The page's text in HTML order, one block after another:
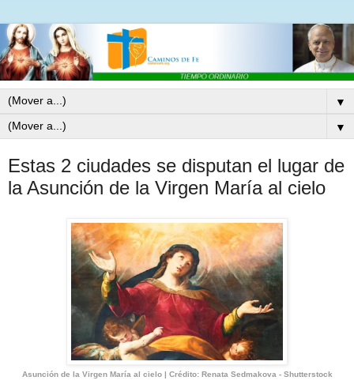
▼
▼
Estas 2 ciudades se disputan el lugar de
la Asunción de la Virgen María al cielo
Asunción de la Virgen María al cielo | Crédito: Renata Sedmakova - Shutterstock